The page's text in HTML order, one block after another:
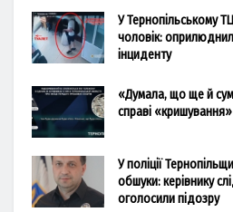
У Тернопільському
чоловік:
інциденту
«Думала, що ще й
справі
У поліції
обшуки: керівнику
оголосили підозру